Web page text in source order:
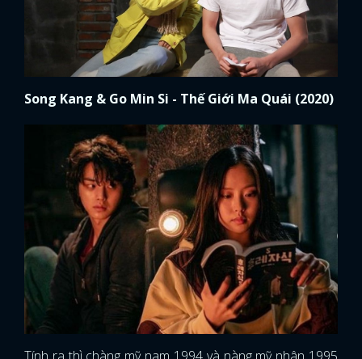
Song Kang & Go Min Si - Thế Giới Ma Quái (2020)